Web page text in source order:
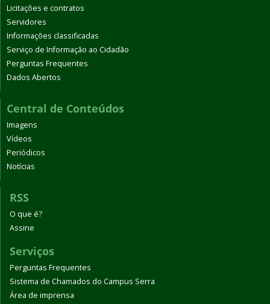
Licitações e contratos
Servidores
Informações classificadas
Serviço de Informação ao Cidadão
Perguntas Frequentes
Dados Abertos
Central de Conteúdos
Imagens
Vídeos
Periódicos
Notícias
RSS
O que é?
Assine
Serviços
Perguntas Frequentes
Sistema de Chamados do Campus Serra
Área de imprensa